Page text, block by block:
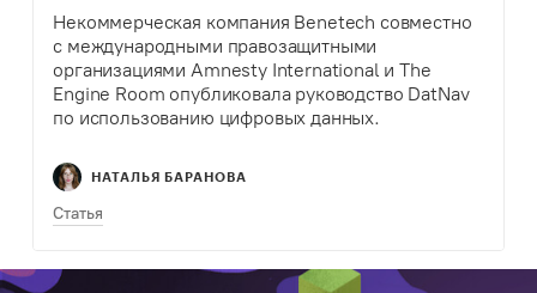
Некоммерческая компания Benetech совместно
с международными правозащитными
организациями Amnesty International и The
Engine Room опубликовала руководство DatNav
по использованию цифровых данных.
из руководства.
НАТАЛЬЯ БАРАНОВА
Статья